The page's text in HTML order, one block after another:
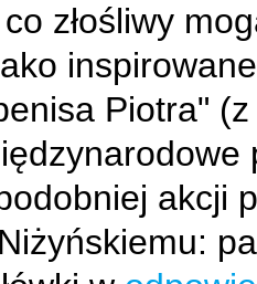
złośliwy
inspirowane
Piotra"
akcji